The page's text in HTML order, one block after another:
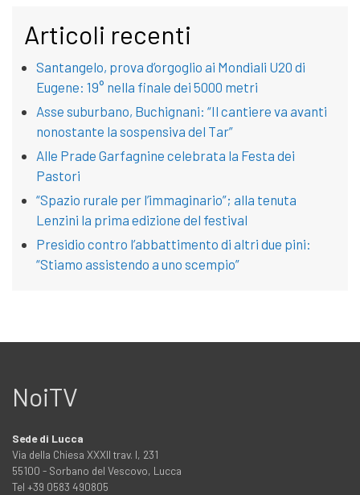
Articoli recenti
Santangelo, prova d’orgoglio ai Mondiali U20 di
Eugene: 19° nella finale dei 5000 metri
Asse suburbano, Buchignani: “Il cantiere va avanti
nonostante la sospensiva del Tar”
Alle Prade Garfagnine celebrata la Festa dei
Pastori
“Spazio rurale per l’immaginario”; alla tenuta
Lenzini la prima edizione del festival
Presidio contro l’abbattimento di altri due pini:
“Stiamo assistendo a uno scempio”
NoiTV
Sede di Lucca
Via della Chiesa XXXII trav. I, 231
55100 - Sorbano del Vescovo, Lucca
Tel +39 0583 490805